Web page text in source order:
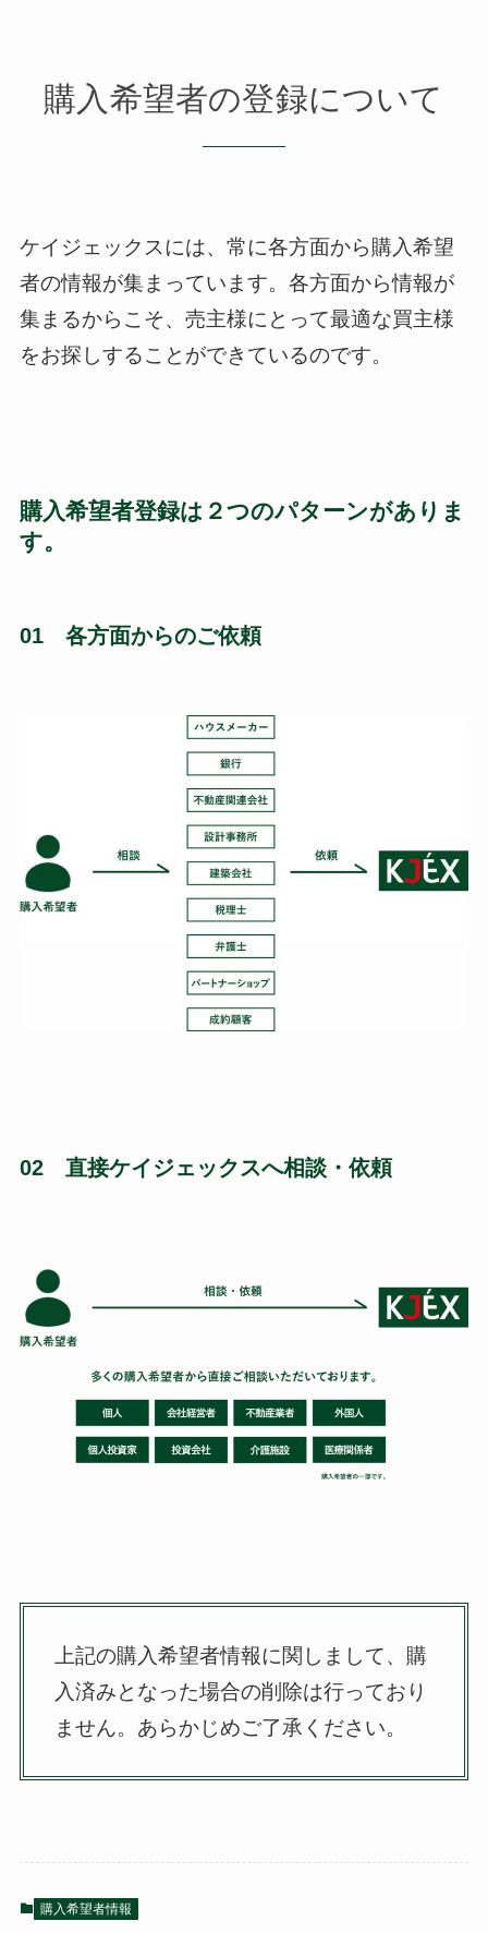
購入希望者の登録について
ケイジェックスには、常に各方面から購入希望
者の情報が集まっています。 各方面から情報が
集まるからこそ、売主様にとって最適な買主様
をお探しすることができているのです。
購入希望者登録は２つのパターンがありま
す。
01 各方面からのご依頼
02 直接ケイジェックスへ相談・依頼
上記の購入希望者情報に関しまして、購
入済みとなった場合の削除は行っており
ません。 あらかじめご了承ください。
購入希望者情報